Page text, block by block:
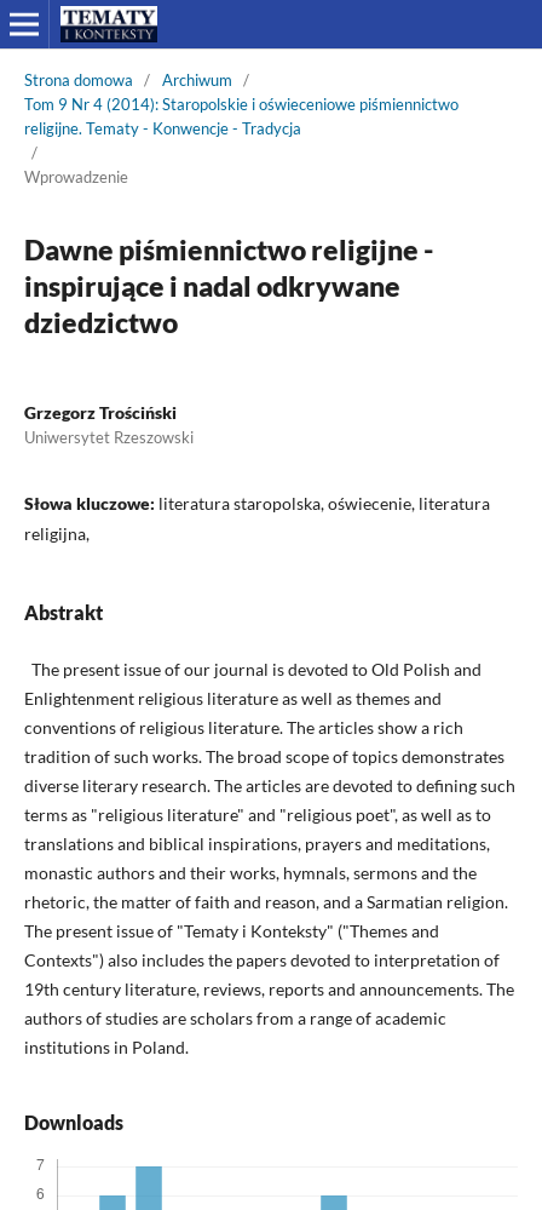
Strona domowa / Archiwum
/
Tom 9 Nr 4 (2014): Staropolskie i oświeceniowe piśmiennictwo
religijne. Tematy - Konwencje - Tradycja
/
Wprowadzenie
Dawne piśmiennictwo religijne -
inspirujące i nadal odkrywane
dziedzictwo
Grzegorz Trościński
Uniwersytet Rzeszowski
Słowa kluczowe: literatura staropolska, oświecenie, literatura
religijna,
Abstrakt
The present issue of our journal is devoted to Old Polish and
Enlightenment religious literature as well as themes and
conventions of religious literature. The articles show a rich
tradition of such works. The broad scope of topics demonstrates
diverse literary research. The articles are devoted to defining such
terms as "religious literature" and "religious poet", as well as to
translations and biblical inspirations, prayers and meditations,
monastic authors and their works, hymnals, sermons and the
rhetoric, the matter of faith and reason, and a Sarmatian religion.
The present issue of "Tematy i Konteksty" ("Themes and
Contexts") also includes the papers devoted to interpretation of
19th century literature, reviews, reports and announcements. The
authors of studies are scholars from a range of academic
institutions in Poland.
Downloads